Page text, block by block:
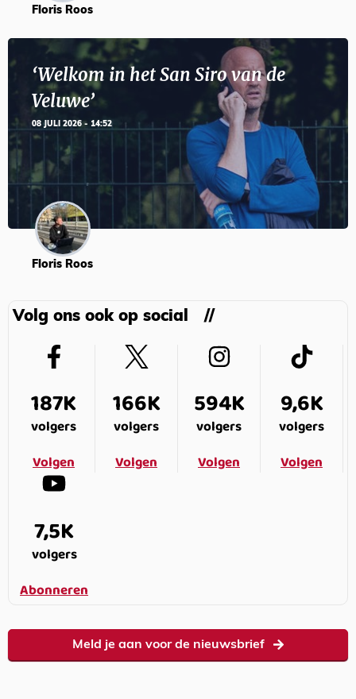
Floris Roos
‘Welkom in het San Siro van de
Veluwe’
08 JULI 2026 - 14:52
Floris Roos
Volg ons ook op social
187K
volgers
Volgen
166K
volgers
Volgen
594K
volgers
Volgen
9,6K
volgers
Volgen
7,5K
volgers
Abonneren
Meld je aan voor de nieuwsbrief